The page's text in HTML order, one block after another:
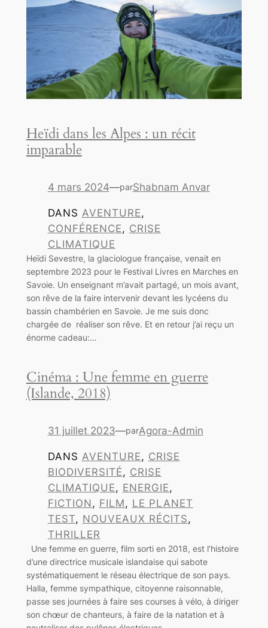
Heïdi dans les Alpes : un récit
imparable
4 mars 2024—parShabnam Anvar
DANS AVENTURE
CONFÉRENCE, CRISE
CLIMATIQUE
Heïdi Sevestre, la glaciologue française, venait en
septembre 2023 pour le Festival Livres en Marches en
Savoie. Un enseignant m’avait partagé, un mois avant,
son rêve de la faire intervenir devant les lycéens du
bassin chambérien en Savoie. Je me suis donc
chargée de réaliser son rêve. Et en retour j’ai reçu un
énorme cadeau:…
Cinéma : Une femme en guerre
(Islande, 2018)
31 juillet 2023—parAgora-Admin
DANS AVENTURE, CRISE
BIODIVERSITÉ, CRISE
CLIMATIQUE, ENERGIE
FICTION, FILM, LE PLANET
TEST, NOUVEAUX RÉCITS
THRILLER
Une femme en guerre, film sorti en 2018, est l’histoire
d’une directrice musicale islandaise qui sabote
systématiquement le réseau électrique de son pays.
Halla, femme sympathique, citoyenne raisonnable,
passe ses journées à faire ses courses à vélo, à diriger
son chœur de chanteurs, à faire de la natation et à